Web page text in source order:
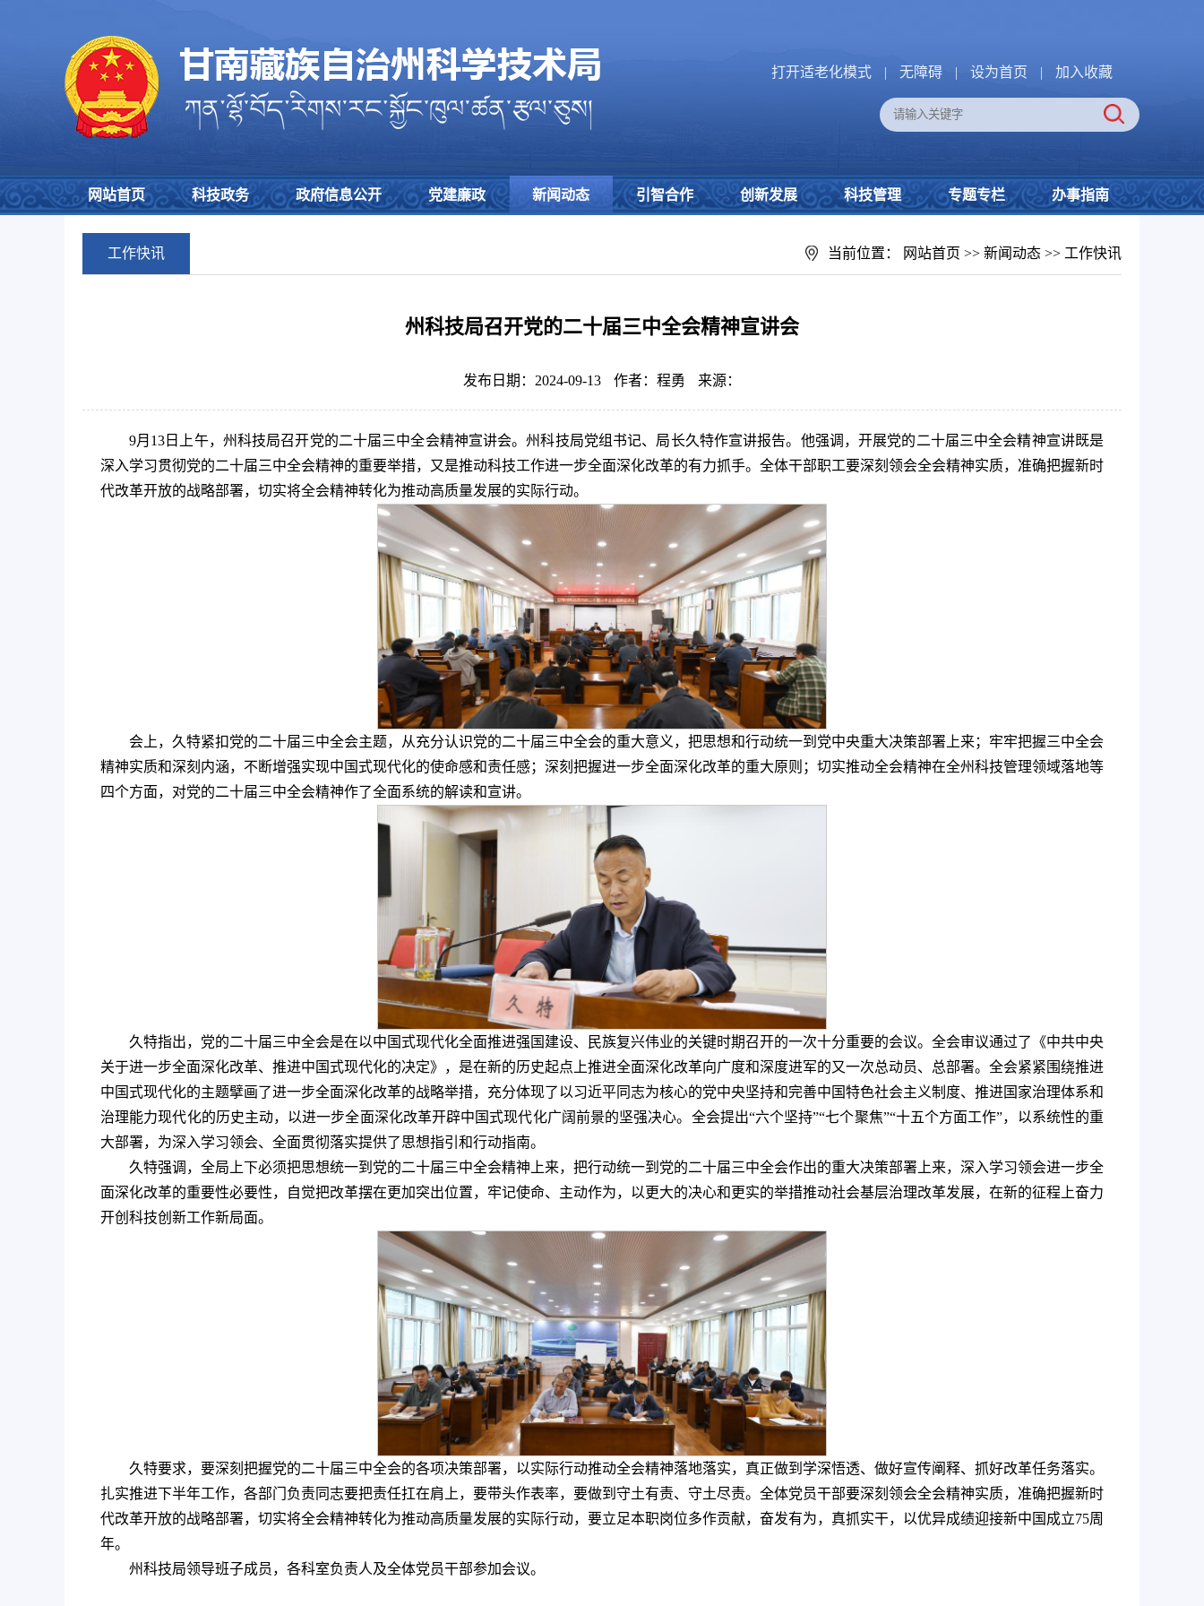
打开适老化模式 | 无障碍 | 设为首页 | 加入收藏
网站首页 科技政务 政府信息公开 党建廉政 新闻动态 引智合作 创新发展 科技管理 专题专栏 办事指南
工作快讯 当前位置： 网站首页 >> 新闻动态 >> 工作快讯
州科技局召开党的二十届三中全会精神宣讲会
发布日期：2024-09-13 作者：程勇 来源：
9月13日上午，州科技局召开党的二十届三中全会精神宣讲会。州科技局党组书记、局长久特作宣讲报告。他强调，开展党的二十届三中全会精神宣讲既是
深入学习贯彻党的二十届三中全会精神的重要举措，又是推动科技工作进一步全面深化改革的有力抓手。全体干部职工要深刻领会全会精神实质，准确把握新时
代改革开放的战略部署，切实将全会精神转化为推动高质量发展的实际行动。
会上，久特紧扣党的二十届三中全会主题，从充分认识党的二十届三中全会的重大意义，把思想和行动统一到党中央重大决策部署上来；牢牢把握三中全会
精神实质和深刻内涵，不断增强实现中国式现代化的使命感和责任感；深刻把握进一步全面深化改革的重大原则；切实推动全会精神在全州科技管理领域落地等
四个方面，对党的二十届三中全会精神作了全面系统的解读和宣讲。
久特指出，党的二十届三中全会是在以中国式现代化全面推进强国建设、民族复兴伟业的关键时期召开的一次十分重要的会议。全会审议通过了《中共中央
关于进一步全面深化改革、推进中国式现代化的决定》，是在新的历史起点上推进全面深化改革向广度和深度进军的又一次总动员、总部署。全会紧紧围绕推进
中国式现代化的主题擘画了进一步全面深化改革的战略举措，充分体现了以习近平同志为核心的党中央坚持和完善中国特色社会主义制度、推进国家治理体系和
治理能力现代化的历史主动，以进一步全面深化改革开辟中国式现代化广阔前景的坚强决心。全会提出“六个坚持”“七个聚焦”“十五个方面工作”，以系统性的重
大部署，为深入学习领会、全面贯彻落实提供了思想指引和行动指南。
久特强调，全局上下必须把思想统一到党的二十届三中全会精神上来，把行动统一到党的二十届三中全会作出的重大决策部署上来，深入学习领会进一步全
面深化改革的重要性必要性，自觉把改革摆在更加突出位置，牢记使命、主动作为，以更大的决心和更实的举措推动社会基层治理改革发展，在新的征程上奋力
开创科技创新工作新局面。
久特要求，要深刻把握党的二十届三中全会的各项决策部署，以实际行动推动全会精神落地落实，真正做到学深悟透、做好宣传阐释、抓好改革任务落实。
扎实推进下半年工作，各部门负责同志要把责任扛在肩上，要带头作表率，要做到守土有责、守土尽责。全体党员干部要深刻领会全会精神实质，准确把握新时
代改革开放的战略部署，切实将全会精神转化为推动高质量发展的实际行动，要立足本职岗位多作贡献，奋发有为，真抓实干，以优异成绩迎接新中国成立75周
年。
州科技局领导班子成员，各科室负责人及全体党员干部参加会议。